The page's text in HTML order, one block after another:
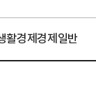
활경제경제일반